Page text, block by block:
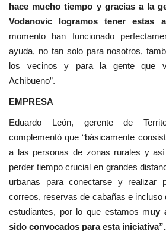
hace mucho tiempo y gracias a la
Vodanovic logramos tener estas
momento han funcionado
ayuda, no tan solo para nosotros,
los vecinos y para la gente que
Achibueno”.
EMPRESA
Eduardo León, gerente de
complementó que “básicamente
a las personas de zonas rurales y
perder tiempo crucial en grandes
urbanas para conectarse y realizar
correos, reservas de cabañas e incluso
estudiantes, por lo que estamos muy
sido convocados para esta iniciativa”.